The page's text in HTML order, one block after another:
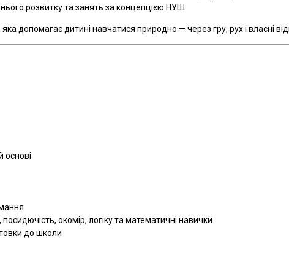
розвитку та занять за концепцією НУШ.
допомагає дитині навчатися природно — через гру, рух і власні
основі
окомір, логіку та математичні навички
до школи